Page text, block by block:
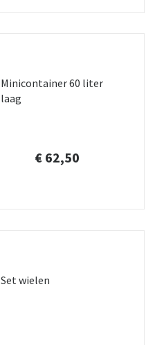
Minicontainer 60 liter
laag
€ 62,50
Set wielen